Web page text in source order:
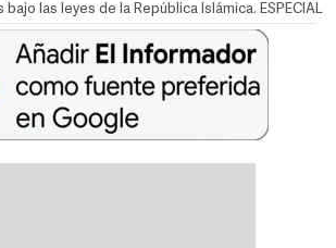
las leyes de la República Islámica. ESPECIAL